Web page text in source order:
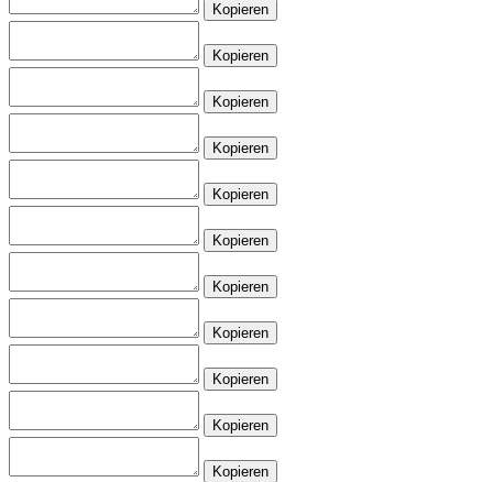
Kopieren
Kopieren
Kopieren
Kopieren
Kopieren
Kopieren
Kopieren
Kopieren
Kopieren
Kopieren
Kopieren